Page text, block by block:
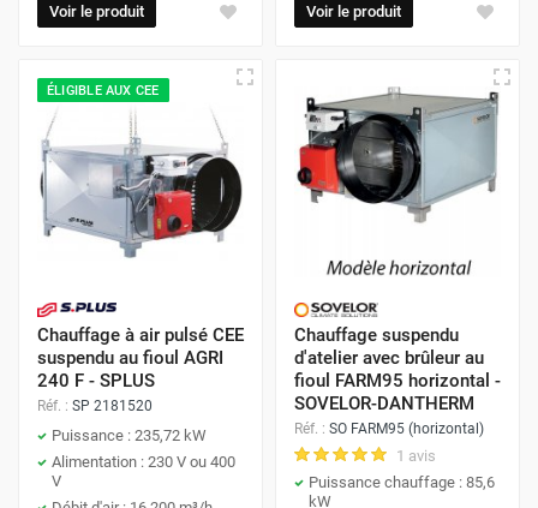
Voir le produit Voir le produit
ÉLIGIBLE AUX CEE
Chauffage à air pulsé CEE
suspendu au fioul AGRI
240 F - SPLUS
Réf. : SP 2181520
Puissance : 235,72 kW
Alimentation : 230 V ou 400
V
Chauffage suspendu
d'atelier avec brûleur au
fioul FARM95 horizontal -
SOVELOR-DANTHERM
Réf. : SO FARM95 (horizontal)
1 avis
Puissance chauffage : 85,6
kW